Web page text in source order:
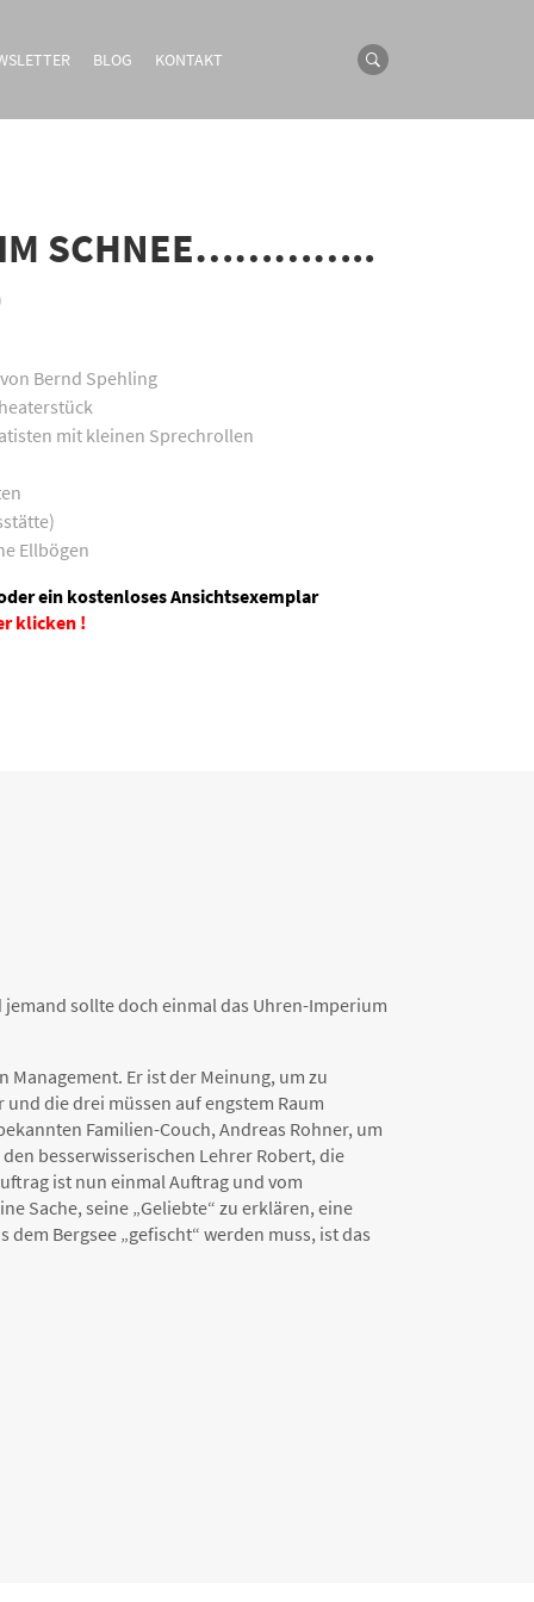
BLOG KONTAKT
IM SCHNEE…………..
Bernd Spehling
mit kleinen Sprechrollen
Ellbögen
ein kostenloses Ansichtsexemplar
klicken !
sollte doch einmal das Uhren-Imperium
Er ist der Meinung, um zu
die drei müssen auf engstem Raum
Familien-Couch, Andreas Rohner, um
besserwisserischen Lehrer Robert, die
ist nun einmal Auftrag und vom
Sache, seine „Geliebte“ zu erklären, eine
Bergsee „gefischt“ werden muss, ist das